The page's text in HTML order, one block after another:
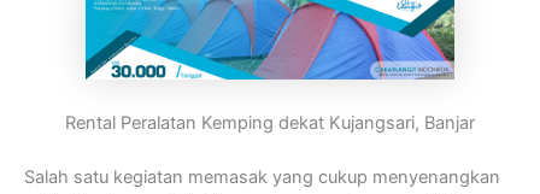
Rental Peralatan Kemping dekat Kujangsari, Banjar
Salah satu kegiatan memasak yang cukup menyenangkan